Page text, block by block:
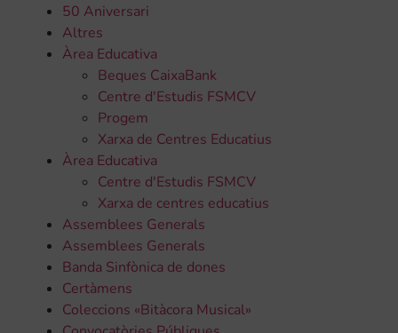
50 Aniversari
Altres
Àrea Educativa
Beques CaixaBank
Centre d'Estudis FSMCV
Progem
Xarxa de Centres Educatius
Àrea Educativa
Centre d'Estudis FSMCV
Xarxa de centres educatius
Assemblees Generals
Assemblees Generals
Banda Sinfònica de dones
Certàmens
Coleccions «Bitàcora Musical»